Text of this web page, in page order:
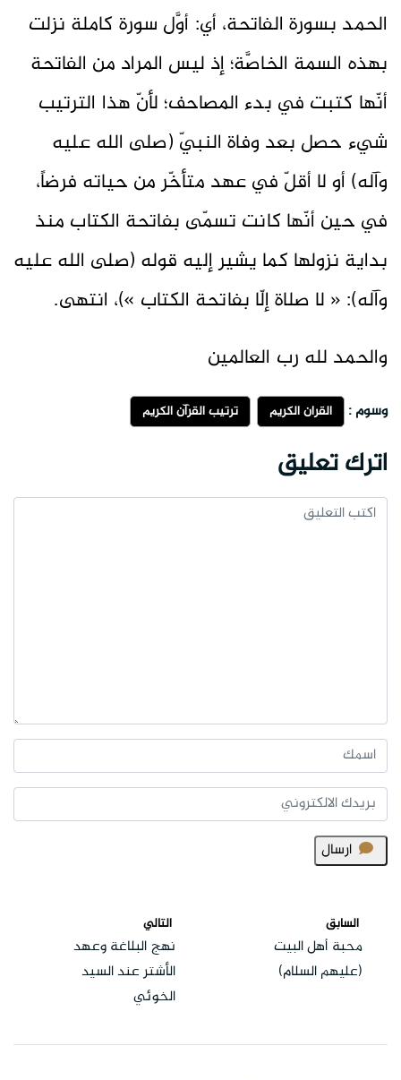
الحمد بسورة الفاتحة، أي: أوَّل سورة كاملة نزلت
بهذه السمة الخاصَّة؛ إذ ليس المراد من الفاتحة
أنّها كتبت في بدء المصاحف؛ لأنّ هذا الترتيب
شيء حصل بعد وفاة النبيّ (صلى الله عليه
وآله) أو لا أقلّ في عهد متأخّر من حياته فرضاً،
في حين أنّها كانت تسمّى بفاتحة الكتاب منذ
بداية نزولها كما يشير إليه قوله (صلى الله عليه
وآله): « لا صلاة إلّا بفاتحة الكتاب »)، انتهى.
والحمد لله رب العالمين
وسوم : القران الكريم ترتيب القرآن الكريم
اترك تعليق
ارسال
السابق
محبة أهل البيت
(عليهم السلام)
التالي
نهج البلاغة وعهد
الأشتر عند السيد
الخوئي